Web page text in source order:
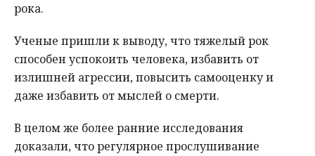
рока.
Ученые пришли к выводу, что тяжелый рок
способен успокоить человека, избавить от
излишней агрессии, повысить самооценку и
даже избавить от мыслей о смерти.
В целом же более ранние исследования
доказали, что регулярное прослушивание